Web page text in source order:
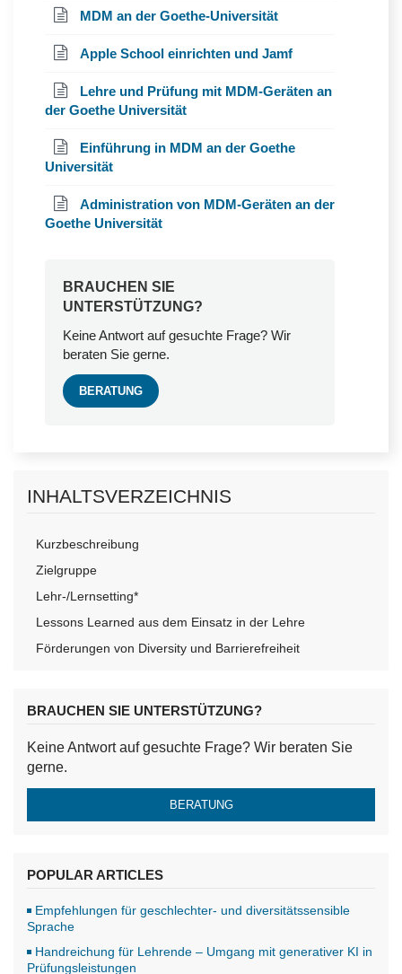
MDM an der Goethe-Universität
Apple School einrichten und Jamf
Lehre und Prüfung mit MDM-Geräten an
der Goethe Universität
Einführung in MDM an der Goethe
Universität
Administration von MDM-Geräten an der
Goethe Universität
BRAUCHEN SIE
UNTERSTÜTZUNG?
Keine Antwort auf gesuchte Frage? Wir
beraten Sie gerne.
BERATUNG
INHALTSVERZEICHNIS
Kurzbeschreibung
Zielgruppe
Lehr-/Lernsetting*
Lessons Learned aus dem Einsatz in der Lehre
Förderungen von Diversity und Barrierefreiheit
BRAUCHEN SIE UNTERSTÜTZUNG?
Keine Antwort auf gesuchte Frage? Wir beraten Sie
gerne.
BERATUNG
POPULAR ARTICLES
Empfehlungen für geschlechter- und diversitätssensible
Sprache
Handreichung für Lehrende – Umgang mit generativer KI in
Prüfungsleistungen